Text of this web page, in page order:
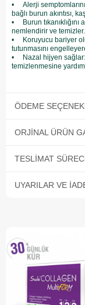
• Alerji
bağlı burun akıntısı,
• Burun
nemlendirir ve temizler.
• Koruyucu bariyer
tutunmasını
• Nazal hijyen sağlar:
temizlenmesine
ÖDEME
ORJINAL ÜRÜN
TESLIMAT
UYARILAR VE